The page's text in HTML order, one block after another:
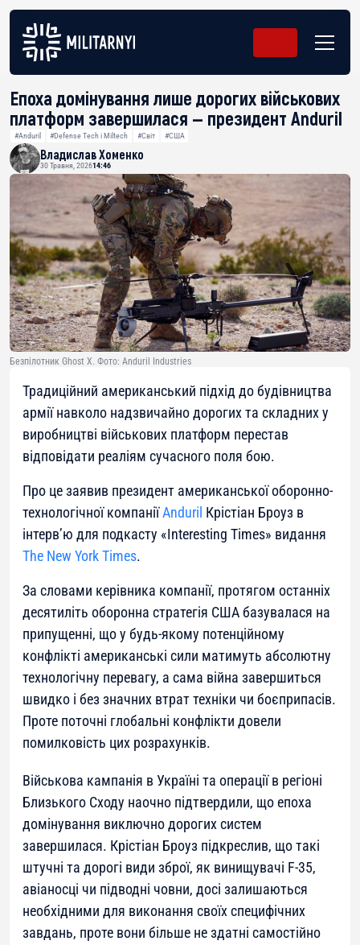
Епоха домінування лише дорогих військових
платформ завершилася — президент Anduril
#Anduril #Defense Tech і Miltech #Світ #США
Владислав Хоменко
30 Травня, 202614:46
Безпілотник Ghost X. Фото: Anduril Industries
Традиційний американський підхід до будівництва
армії навколо надзвичайно дорогих та складних у
виробництві військових платформ перестав
відповідати реаліям сучасного поля бою.
Про це заявив президент американської оборонно-
технологічної компаніїAnduril Крістіан Броуз в
інтерв’ю для подкасту «Interesting Times» видання
The New York Times.
За словами керівника компанії, протягом останніх
десятиліть оборонна стратегія США базувалася на
припущенні, що у будь-якому потенційному
конфлікті американські сили матимуть абсолютну
технологічну перевагу, а сама війна завершиться
швидко і без значних втрат техніки чи боєприпасів.
Проте поточні глобальні конфлікти довели
помилковість цих розрахунків.
Військова кампанія в Україні та операції в регіоні
Близького Сходу наочно підтвердили, що епоха
домінування виключно дорогих систем
завершилася. Крістіан Броуз підкреслив, що такі
штучні та дорогі види зброї, як винищувачі F-35,
авіаносці чи підводні човни, досі залишаються
необхідними для виконання своїх специфічних
завдань, проте вони більше не здатні самостійно